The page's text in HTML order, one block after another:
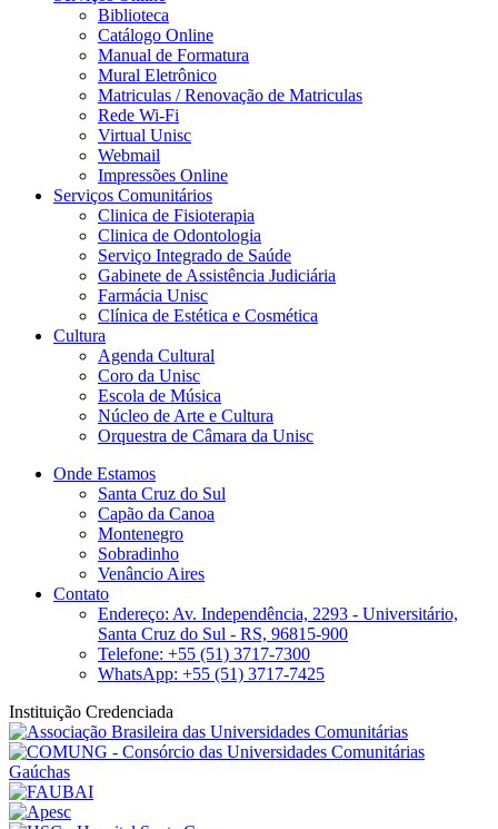
Biblioteca
Catálogo Online
Manual de Formatura
Mural Eletrônico
Matriculas / Renovação de Matriculas
Rede Wi-Fi
Virtual Unisc
Webmail
Impressões Online
Serviços Comunitários
Clinica de Fisioterapia
Clinica de Odontologia
Serviço Integrado de Saúde
Gabinete de Assistência Judiciária
Farmácia Unisc
Clínica de Estética e Cosmética
Cultura
Agenda Cultural
Coro da Unisc
Escola de Música
Núcleo de Arte e Cultura
Orquestra de Câmara da Unisc
Onde Estamos
Santa Cruz do Sul
Capão da Canoa
Montenegro
Sobradinho
Venâncio Aires
Contato
Endereço: Av. Independência, 2293 - Universitário,
Santa Cruz do Sul - RS, 96815-900
Telefone: +55 (51) 3717-7300
WhatsApp: +55 (51) 3717-7425
Instituição Credenciada